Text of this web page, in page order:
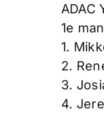
ADAC
1e
1.
2.
3.
4.